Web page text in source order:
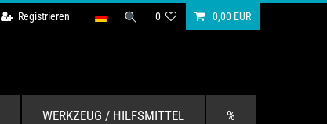
Registrieren 0 0,00 EUR
WERKZEUG / HILFSMITTEL %